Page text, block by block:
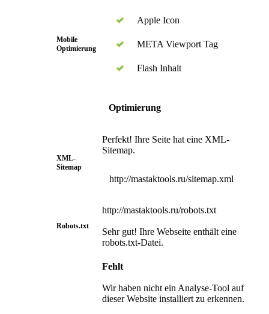
Mobile
Optimierung
Apple Icon
META Viewport Tag
Flash Inhalt
Optimierung
XML-
Sitemap
Perfekt! Ihre Seite hat eine XML-
Sitemap.
http://mastaktools.ru/sitemap.xml
Robots.txt
http://mastaktools.ru/robots.txt
Sehr gut! Ihre Webseite enthält eine
robots.txt-Datei.
Fehlt
Wir haben nicht ein Analyse-Tool auf
dieser Website installiert zu erkennen.